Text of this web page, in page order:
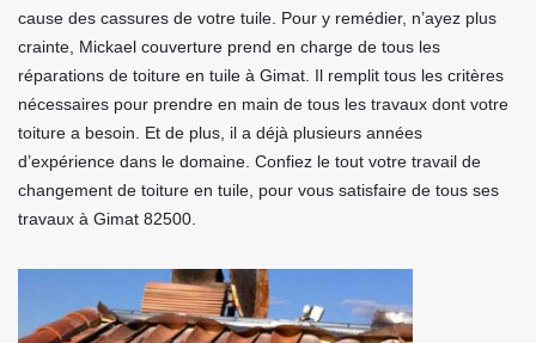
cause des cassures de votre tuile. Pour y remédier, n’ayez plus
crainte, Mickael couverture prend en charge de tous les
réparations de toiture en tuile à Gimat. Il remplit tous les critères
nécessaires pour prendre en main de tous les travaux dont votre
toiture a besoin. Et de plus, il a déjà plusieurs années
d’expérience dans le domaine. Confiez le tout votre travail de
changement de toiture en tuile, pour vous satisfaire de tous ses
travaux à Gimat 82500.